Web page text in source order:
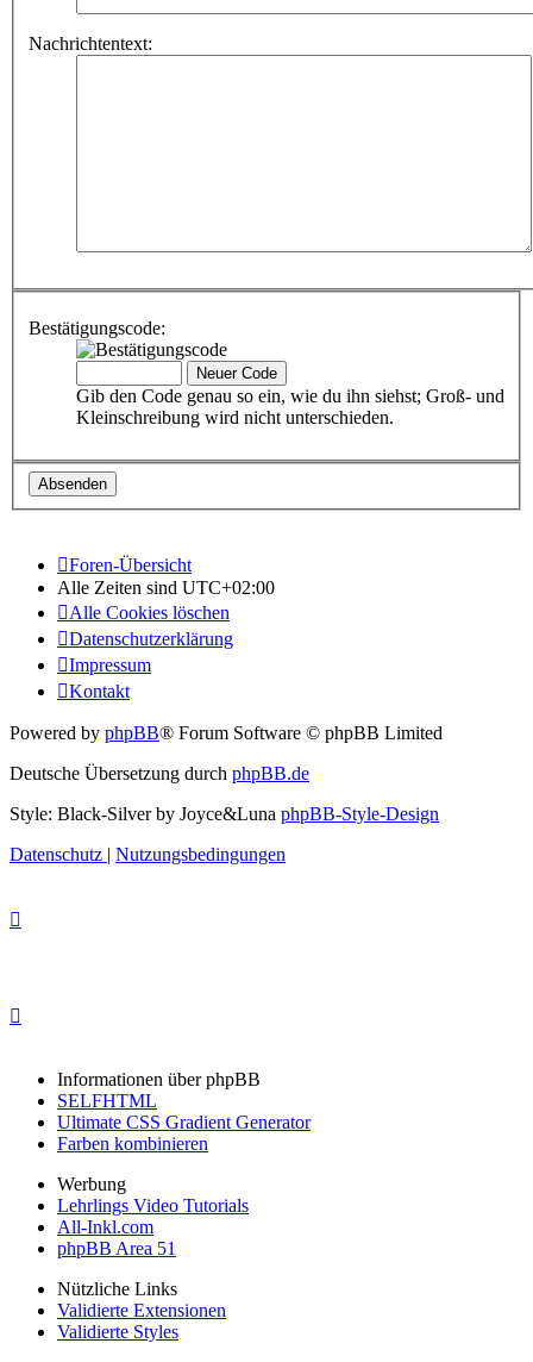
Nachrichtentext:
Bestätigungscode:
Gib den Code genau so ein, wie du ihn siehst; Groß- und
Kleinschreibung wird nicht unterschieden.
Foren-Übersicht
Alle Zeiten sind UTC+02:00
Alle Cookies löschen
Datenschutzerklärung
Impressum
Kontakt
Powered by phpBB® Forum Software © phpBB Limited
Deutsche Übersetzung durch phpBB.de
Style: Black-Silver by Joyce&Luna phpBB-Style-Design
Datenschutz | Nutzungsbedingungen
Informationen über phpBB
SELFHTML
Ultimate CSS Gradient Generator
Farben kombinieren
Werbung
Lehrlings Video Tutorials
All-Inkl.com
phpBB Area 51
Nützliche Links
Validierte Extensionen
Validierte Styles